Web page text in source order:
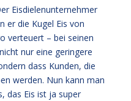
Eisdielenunternehmer
er die Kugel Eis von
verteuert – bei seinen
nur eine geringere
dass Kunden, die
werden. Nun kann man
das Eis ist ja super